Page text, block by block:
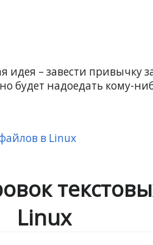
идея – завести привычку
будет надоедать кому-
в Linux
Linux